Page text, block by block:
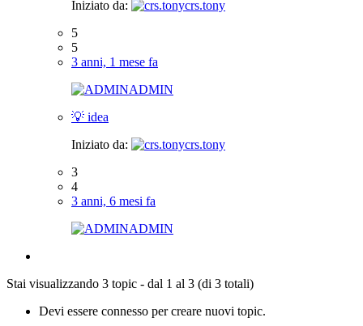
Iniziato da:
crs.tony
5
5
3 anni, 1 mese fa
ADMIN
💡 idea
Iniziato da:
crs.tony
3
4
3 anni, 6 mesi fa
ADMIN
Stai visualizzando 3 topic - dal 1 al 3 (di 3 totali)
Devi essere connesso per creare nuovi topic.